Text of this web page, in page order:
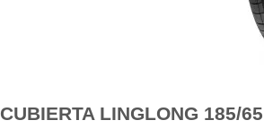
CUBIERTA LINGLONG 185/